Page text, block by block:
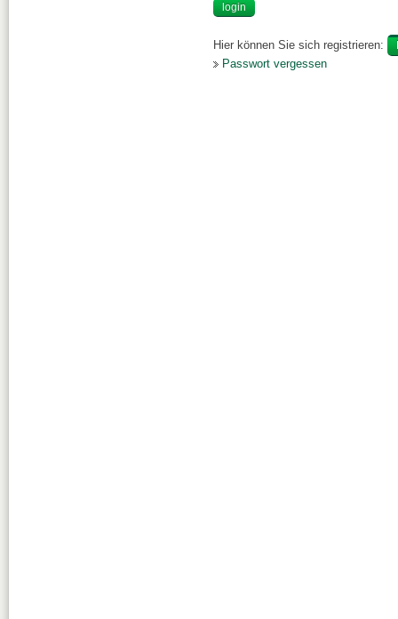
Hier können Sie sich registrieren:
Passwort vergessen